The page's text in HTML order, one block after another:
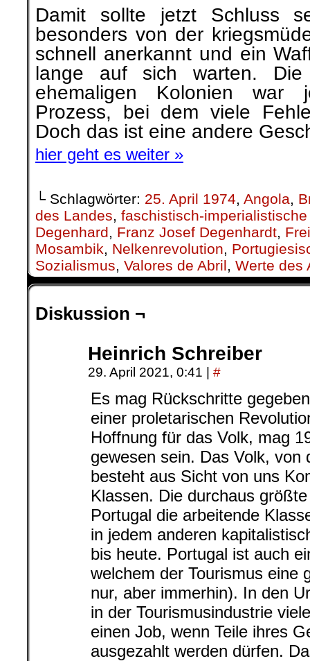
Damit sollte jetzt Schluss
besonders von der
schnell anerkannt und ein
lange auf sich warten. Die
ehemaligen Kolonien war
Prozess, bei dem viele
Doch das ist eine andere
hier geht es weiter »
└ Schlagwörter: 25. April 1974, Angola,
des Landes, faschistisch-imperialistische
Degenhard, Franz Josef Degenhardt,
Mosambik, Nelkenrevolution,
Sozialismus, Valores de Abril, Werte des
Diskussion ¬
Heinrich Schreiber
29. April 2021, 0:41 #
Es mag Rückschritte
einer proletarischen
Hoffnung für das Volk, mag
gewesen sein. Das Volk, von
besteht aus Sicht von uns
Klassen. Die durchaus
Portugal die arbeitende
in jedem anderen
bis heute. Portugal ist auch
welchem der Tourismus eine
nur, aber immerhin). In den
in der Tourismusindustrie
einen Job, wenn Teile ihres
ausgezahlt werden dürfen.